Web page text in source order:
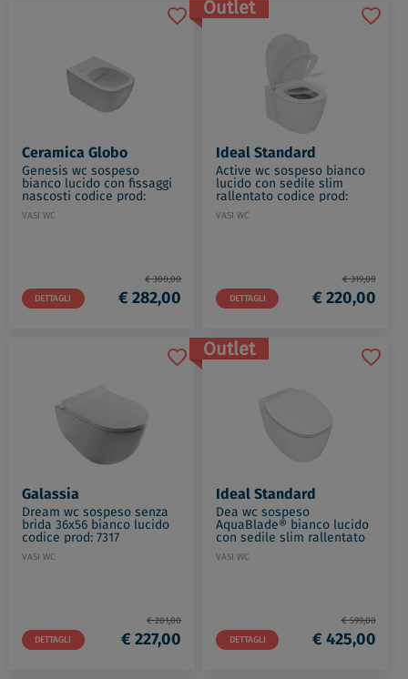
Ceramica Globo
Genesis wc sospeso
bianco lucido con fissaggi
nascosti codice prod:
GNS02BI
VASI WC
DETTAGLI
€ 300,00
€ 282,00
Outlet
Ideal Standard
Active wc sospeso bianco
lucido con sedile slim
rallentato codice prod:
T332801
VASI WC
DETTAGLI
€ 319,00
€ 220,00
Galassia
Dream wc sospeso senza
brida 36x56 bianco lucido
codice prod: 7317
VASI WC
DETTAGLI
€ 281,00
€ 227,00
Outlet
Ideal Standard
Dea wc sospeso
AquaBlade® bianco lucido
con sedile slim rallentato
codice prod: T348801
VASI WC
DETTAGLI
€ 599,00
€ 425,00